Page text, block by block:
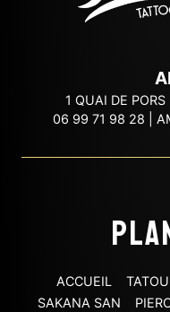
1 QUAI DE
06 99 71 98 28
ACCUEIL
SAKANA SAN